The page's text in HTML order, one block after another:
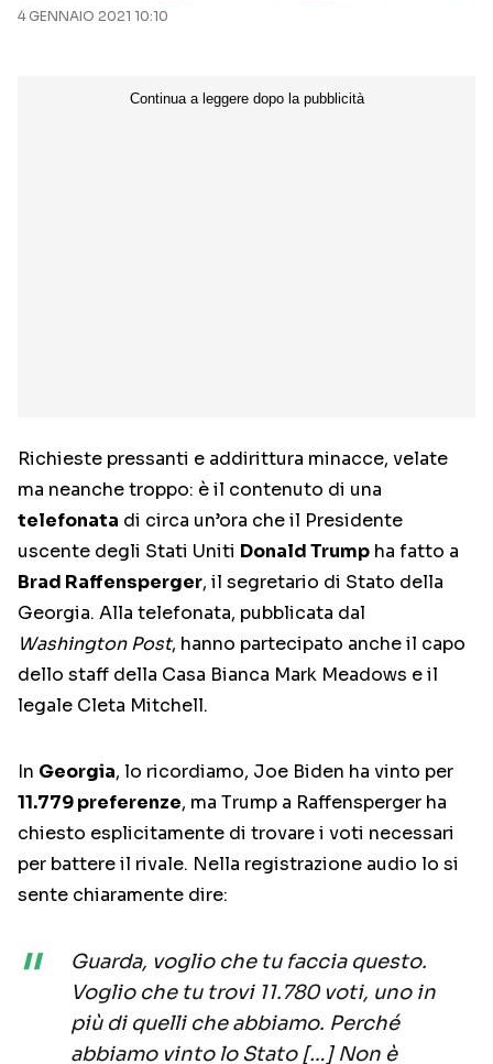
4 GENNAIO 2021 10:10
Richieste pressanti e addirittura minacce, velate
ma neanche troppo: è il contenuto di una
telefonata di circa un’ora che il Presidente
uscente degli Stati Uniti Donald Trump ha fatto a
Brad Raffensperger, il segretario di Stato della
Georgia. Alla telefonata, pubblicata dal
Washington Post, hanno partecipato anche il capo
dello staff della Casa Bianca Mark Meadows e il
legale Cleta Mitchell.
In Georgia, lo ricordiamo, Joe Biden ha vinto per
11.779 preferenze, ma Trump a Raffensperger ha
chiesto esplicitamente di trovare i voti necessari
per battere il rivale. Nella registrazione audio lo si
sente chiaramente dire:
Guarda, voglio che tu faccia questo.
Voglio che tu trovi 11.780 voti, uno in
più di quelli che abbiamo. Perché
abbiamo vinto lo Stato […] Non è